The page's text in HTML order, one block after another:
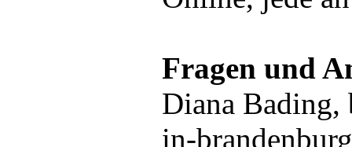
Fragen und
Diana Bading,
in-